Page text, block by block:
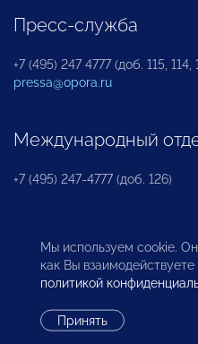
Пресс-служба
+7 (495) 247 4777 (доб. 115, 114,
pressa@opora.ru
Международный
+7 (495) 247-4777 (доб. 126)
Бюро по защите
инвесторов
Мы используем cookie.
как Вы
политикой
Принять